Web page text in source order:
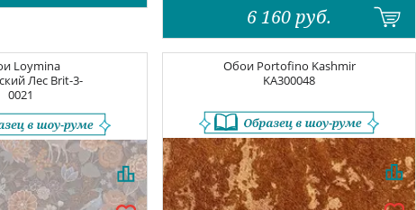
6 160 руб.
Loymina
Лес Brit-3-
0021
Обои Portofino Kashmir
KA300048